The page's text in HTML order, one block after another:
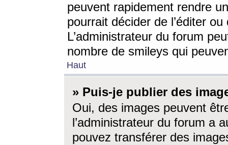
peuvent rapidement rendre
pourrait décider de l’éditer
L’administrateur du forum
nombre de smileys qui
Haut
» Puis-je publier des
Oui, des images peuvent
l’administrateur du forum a
pouvez transférer des